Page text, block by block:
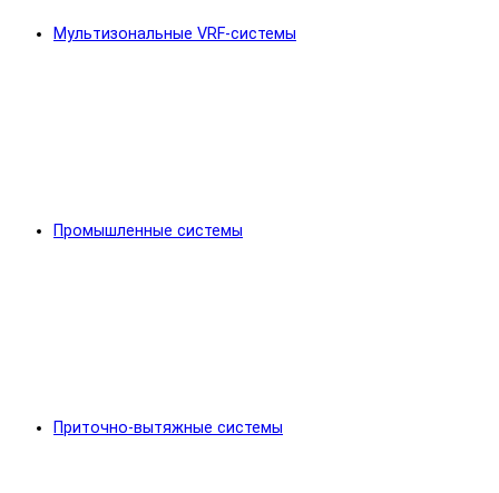
Мультизональные VRF-системы
Промышленные системы
Приточно-вытяжные системы